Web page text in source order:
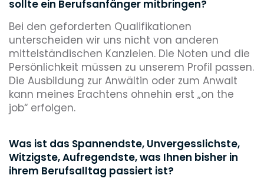
sollte ein Berufsanfänger mitbringen?
Bei den geforderten Qualifikationen
unterscheiden wir uns nicht von anderen
mittelständischen Kanzleien. Die Noten und die
Persönlichkeit müssen zu unserem Profil passen.
Die Ausbildung zur Anwältin oder zum Anwalt
kann meines Erachtens ohnehin erst „on the
job“ erfolgen.
Was ist das Spannendste, Unvergesslichste,
Witzigste, Aufregendste, was Ihnen bisher in
ihrem Berufsalltag passiert ist?